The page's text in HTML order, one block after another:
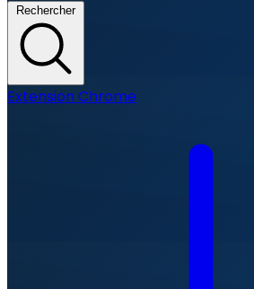
Rechercher
Extension Chrome